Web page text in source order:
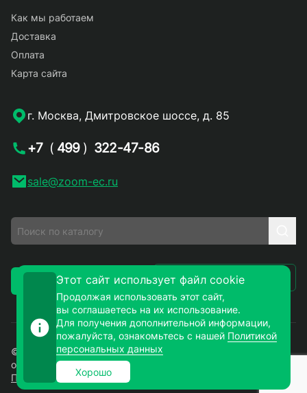
Как мы работаем
Доставка
Оплата
Карта сайта
г. Москва, Дмитровское шоссе, д. 85
+7 ( 499 ) 322-47-86
sale@zoom-ec.ru
Заказать звонок Написать письмо
© 2026. ЗУМ-СМД – продажа электронных компонентов
оптом и в розницу. Все права защищены.
Политика конфиденциальности
Этот сайт использует файл cookie
Продолжая использовать этот сайт,
вы соглашаетесь на их использование.
Для получения дополнительной информации,
пожалуйста, ознакомьтесь с нашей Политикой
персональных данных
Хорошо